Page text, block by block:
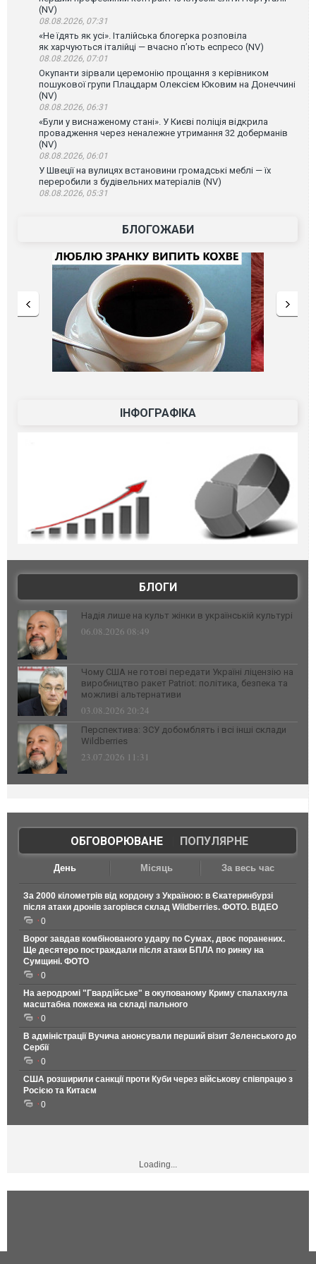
(NV)
08.08.2026, 07:31
«Не їдять як усі». Італійська блогерка розповіла
як харчуються італійці — вчасно п’ють еспресо (NV)
08.08.2026, 07:01
Окупанти зірвали церемонію прощання з керівником
пошукової групи Плацдарм Олексієм Юковим на Донеччині
(NV)
08.08.2026, 06:31
«Були у виснаженому стані». У Києві поліція відкрила
провадження через неналежне утримання 32 доберманів
(NV)
08.08.2026, 06:01
У Швеції на вулицях встановини громадські меблі — їх
переробили з будівельних матеріалів (NV)
08.08.2026, 05:31
БЛОГОЖАБИ
ІНФОГРАФІКА
БЛОГИ
Надія лише на культ жінки в українській культурі
06.08.2026 08:49
Чому США не готові передати Україні ліцензію на
виробництво ракет Patriot: політика, безпека та
можливі альтернативи
03.08.2026 20:24
Перспектива: ЗСУ добомблять і всі інші склади
Wildberries
23.07.2026 11:31
ОБГОВОРЮВАНЕ| ПОПУЛЯРНЕ
День Місяць За весь час
За 2000 кілометрів від кордону з Україною: в Єкатеринбурзі
після атаки дронів загорівся склад Wildberries. ФОТО. ВІДЕО
0
Ворог завдав комбінованого удару по Сумах, двоє поранених.
Ще десятеро постраждали після атаки БПЛА по ринку на
Сумщині. ФОТО
0
На аеродромі "Гвардійське" в окупованому Криму спалахнула
масштабна пожежа на складі пального
0
В адміністрації Вучича анонсували перший візит Зеленського до
Сербії
0
США розширили санкції проти Куби через військову співпрацю з
Росією та Китаєм
0
Loading...